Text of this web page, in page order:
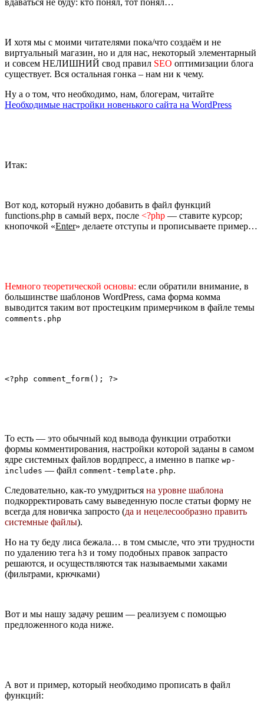
И хотя мы с моими читателями пока/что создаём и не
виртуальный магазин, но и для нас, некоторый элементарный
и совсем НЕЛИШНИЙ свод правил SEO оптимизации блога
существует. Вся остальная гонка – нам ни к чему.
Ну а о том, что необходимо, нам, блогерам, читайте
Необходимые настройки новенького сайта на WordPress
Итак:
Вот код, который нужно добавить в файл функций
functions.php в самый верх, после <?php — ставите курсор;
кнопочкой «Enter» делаете отступы и прописываете пример…
Немного теоретической основы: если обратили внимание, в
большинстве шаблонов WordPress, сама форма комма
выводится таким вот простецким примерчиком в файле темы
comments.php
<?php comment_form(); ?>
То есть — это обычный код вывода функции отработки
формы комментирования, настройки которой заданы в самом
ядре системных файлов вордпресс, а именно в папке wp-
includes — файл comment-template.php.
Следовательно, как-то умудриться на уровне шаблона
подкорректировать саму выведенную после статьи форму не
всегда для новичка запросто (да и нецелесообразно править
системные файлы).
Но на ту беду лиса бежала… в том смысле, что эти трудности
по удалению тега h3 и тому подобных правок запрасто
решаются, и осуществляются так называемыми хаками
(фильтрами, крючками)
Вот и мы нашу задачу решим — реализуем с помощью
предложенного кода ниже.
А вот и пример, который необходимо прописать в файл
функций: